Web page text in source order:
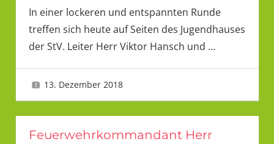
In einer lockeren und entspannten Runde
treffen sich heute auf Seiten des Jugendhauses
der StV. Leiter Herr Viktor Hansch und …
13. Dezember 2018
Feuerwehrkommandant Herr